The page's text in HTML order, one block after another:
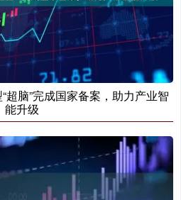
超脑”完成国家备案，助力产业智
能升级